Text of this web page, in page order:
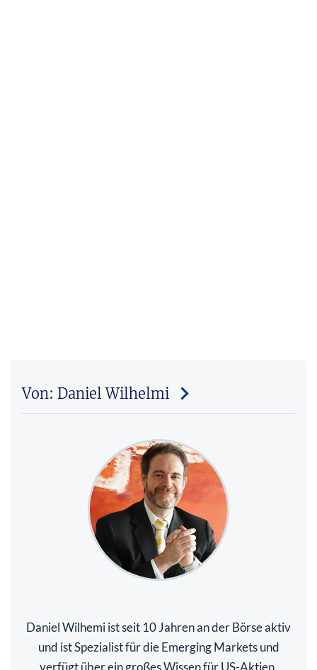
Von: Daniel Wilhelmi
Daniel Wilhemi ist seit 10 Jahren an der Börse aktiv
und ist Spezialist für die Emerging Markets und
verfügt über ein großes Wissen für US-Aktien,